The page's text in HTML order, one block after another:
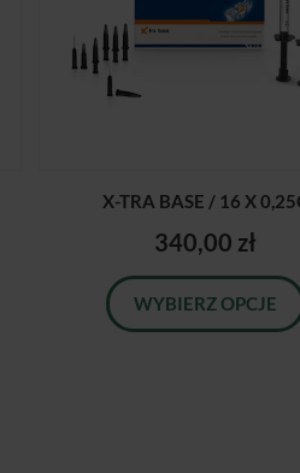
X-TRA BASE / 16 X
340,00 zł
WYBIERZ OPCJE